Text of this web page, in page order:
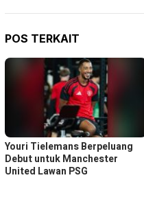
POS TERKAIT
Youri Tielemans Berpeluang
Debut untuk Manchester
United Lawan PSG